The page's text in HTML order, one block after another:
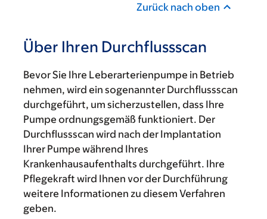
Zurück nach oben
Über Ihren Durchflussscan
Bevor Sie Ihre Leberarterienpumpe in Betrieb
nehmen, wird ein sogenannter Durchflussscan
durchgeführt, um sicherzustellen, dass Ihre
Pumpe ordnungsgemäß funktioniert. Der
Durchflussscan wird nach der Implantation
Ihrer Pumpe während Ihres
Krankenhausaufenthalts durchgeführt. Ihre
Pflegekraft wird Ihnen vor der Durchführung
weitere Informationen zu diesem Verfahren
geben.